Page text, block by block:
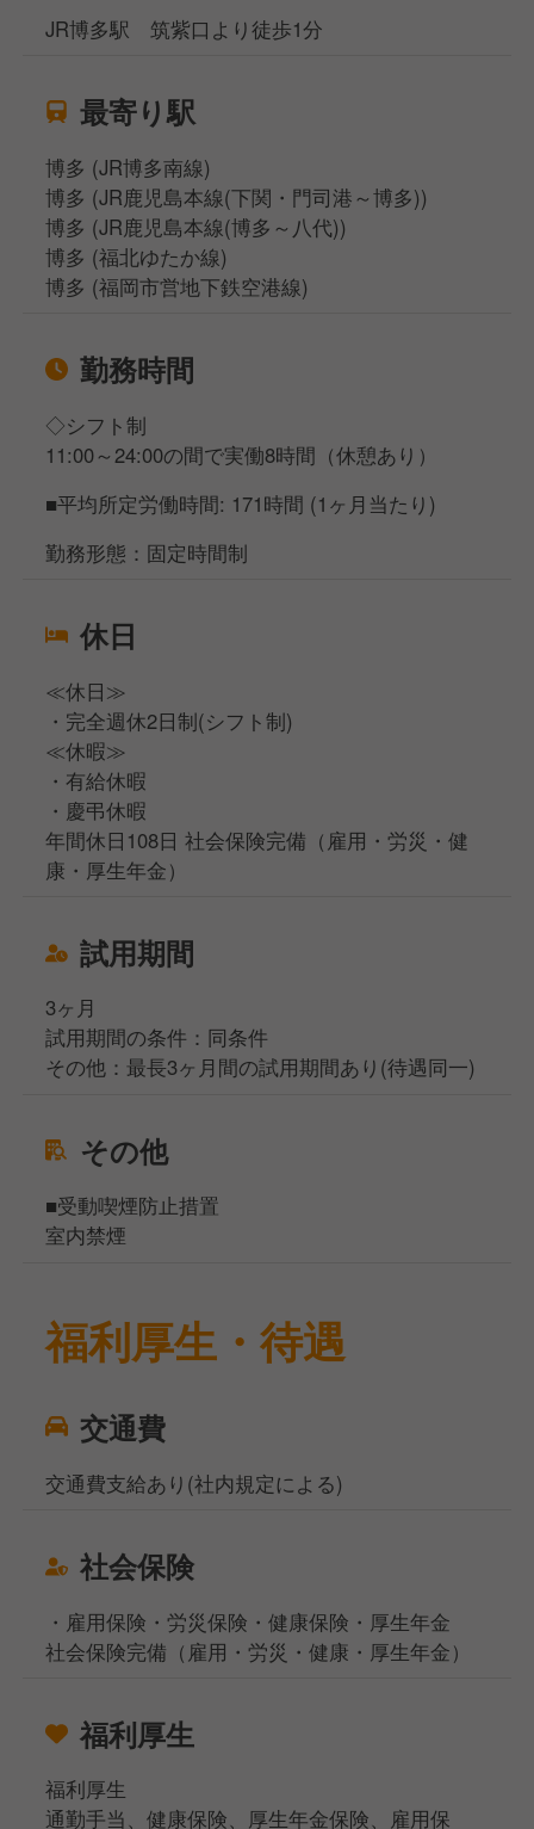
JR博多駅 筑紫口より徒歩1分
最寄り駅
博多 (JR博多南線)
博多 (JR鹿児島本線(下関・門司港～博多))
博多 (JR鹿児島本線(博多～八代))
博多 (福北ゆたか線)
博多 (福岡市営地下鉄空港線)
勤務時間
◇シフト制
11:00～24:00の間で実働8時間（休憩あり）
■平均所定労働時間: 171時間 (1ヶ月当たり)
勤務形態：固定時間制
休日
≪休日≫
・完全週休2日制(シフト制)
≪休暇≫
・有給休暇
・慶弔休暇
年間休日108日 社会保険完備（雇用・労災・健
康・厚生年金）
試用期間
3ヶ月
試用期間の条件：同条件
その他：最長3ヶ月間の試用期間あり(待遇同一)
その他
■受動喫煙防止措置
室内禁煙
福利厚生・待遇
交通費
交通費支給あり(社内規定による)
社会保険
・雇用保険・労災保険・健康保険・厚生年金
社会保険完備（雇用・労災・健康・厚生年金）
福利厚生
福利厚生
通勤手当、健康保険、厚生年金保険、雇用保